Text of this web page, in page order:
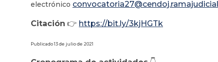
electrónico
Citación 👉 https://bit.ly/3kjHGTk
Publicado 13 de julio de 2021